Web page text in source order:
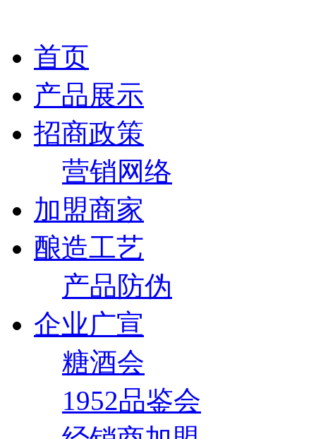
首页
产品展示
招商政策
营销网络
加盟商家
酿造工艺
产品防伪
企业广宣
糖酒会
1952品鉴会